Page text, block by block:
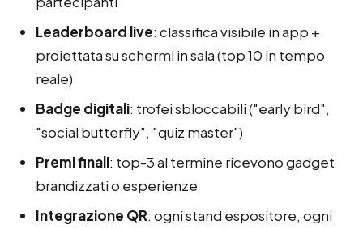
Leaderboard live: classifica visibile in app +
proiettata su schermi in sala (top 10 in tempo
reale)
Badge digitali: trofei sbloccabili ("early bird",
"social butterfly", "quiz master")
Premi finali: top-3 al termine ricevono gadget
brandizzati o esperienze
Integrazione QR: ogni stand espositore, ogni